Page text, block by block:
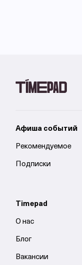
Афиша событий
Рекомендуемое
Подписки
Timepad
О нас
Блог
Вакансии